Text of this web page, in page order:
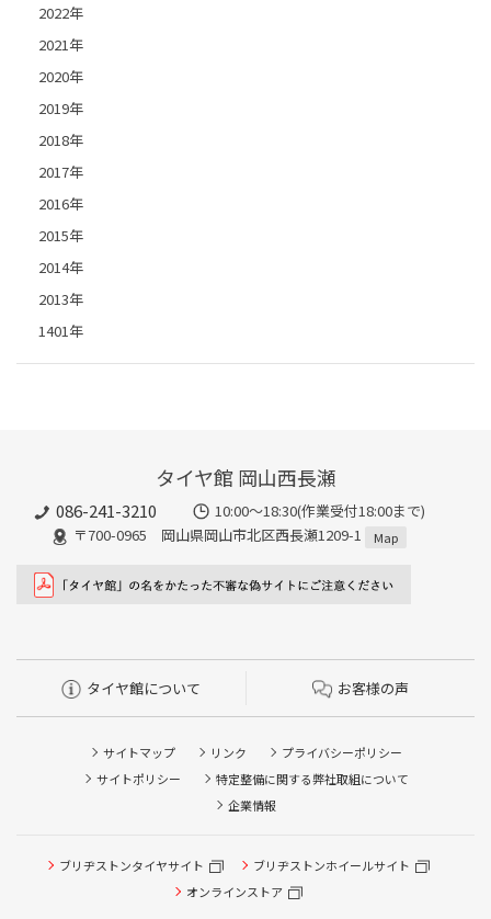
2022年
2021年
2020年
2019年
2018年
2017年
2016年
2015年
2014年
2013年
1401年
タイヤ館 岡山西長瀬
086-241-3210
10:00〜18:30(作業受付18:00まで)
〒700-0965 岡山県岡山市北区西長瀬1209-1
Map
タイヤ館について お客様の声
サイトマップ リンク
プライバシーポリシー
サイトポリシー
特定整備に関する弊社取組について
企業情報
ブリヂストンタイヤサイト
ブリヂストンホイールサイト
オンラインストア
タイヤ点検・安全点検/タイヤ履き替え/オイル交換/その他
ピット作業の予約